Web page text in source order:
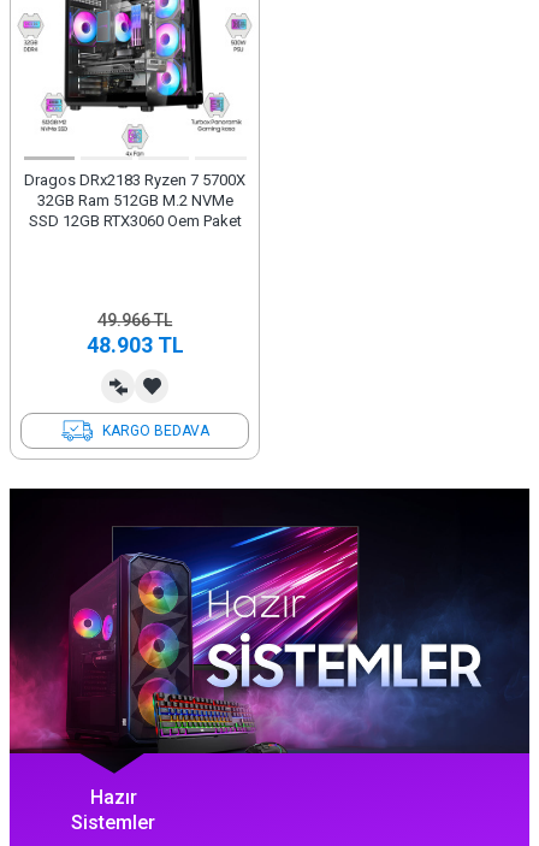
Dragos DRx2183 Ryzen 7 5700X
32GB Ram 512GB M.2 NVMe
SSD 12GB RTX3060 Oem Paket
49.966TL
48.903TL
KARGO BEDAVA
Hazır
Sistemler